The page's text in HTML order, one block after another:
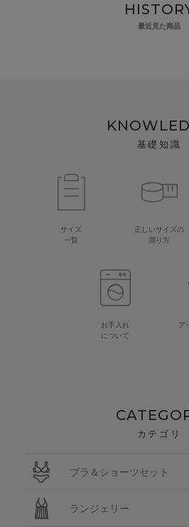
最近見た商品
基礎知識
サイズ
一覧
正しいサイズの
測り方
お手入れ
について
ア
カテゴリ
ブラ＆ショーツセット
ランジェリー